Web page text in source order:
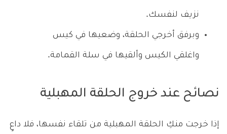
نزيف لنفسك.
وبرفق أخرجي الحلقة، وضعيها في كيس
واغلقي الكيس وألقيها في سلة القمامة.
نصائح عند خروج الحلقة المهبلية
إذا خرجت منكِ الحلقة المهبلية من تلقاء نفسها، فلا داعٍ